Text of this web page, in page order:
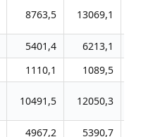
8763,5 13069,1
5401,4 6213,1
1110,1 1089,5
10491,5 12050,3
4967,2 5390,7